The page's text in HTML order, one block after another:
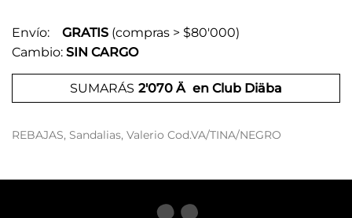
Envío: GRATIS (compras > $80'000)
Cambio: SIN CARGO
SUMARÁS 2'070 Ä en Club Diäba
REBAJAS, Sandalias, Valerio Cod.VA/TINA/NEGRO